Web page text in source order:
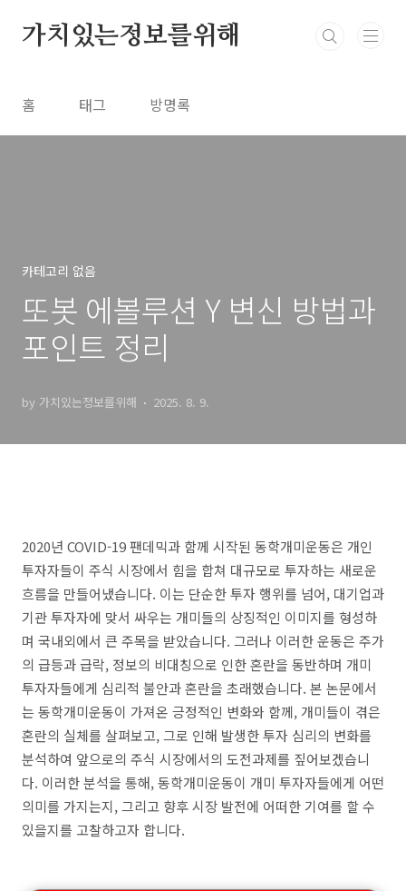
가치있는정보를위해
홈 태그 방명록
카테고리 없음
또봇 에볼루션 Y 변신 방법과
포인트 정리
by 가치있는정보를위해 2025. 8. 9.
2020년 COVID-19 팬데믹과 함께 시작된 동학개미운동은 개인
투자자들이 주식 시장에서 힘을 합쳐 대규모로 투자하는 새로운
흐름을 만들어냈습니다. 이는 단순한 투자 행위를 넘어, 대기업과
기관 투자자에 맞서 싸우는 개미들의 상징적인 이미지를 형성하
며 국내외에서 큰 주목을 받았습니다. 그러나 이러한 운동은 주가
의 급등과 급락, 정보의 비대칭으로 인한 혼란을 동반하며 개미
투자자들에게 심리적 불안과 혼란을 초래했습니다. 본 논문에서
는 동학개미운동이 가져온 긍정적인 변화와 함께, 개미들이 겪은
혼란의 실체를 살펴보고, 그로 인해 발생한 투자 심리의 변화를
분석하여 앞으로의 주식 시장에서의 도전과제를 짚어보겠습니
다. 이러한 분석을 통해, 동학개미운동이 개미 투자자들에게 어떤
의미를 가지는지, 그리고 향후 시장 발전에 어떠한 기여를 할 수
있을지를 고찰하고자 합니다.